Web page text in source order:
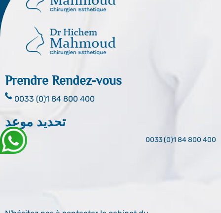
Prendre Rendez-vous
0033 (0)1 84 800 400
تحديد موعد
0033 (0)1 84 800 400